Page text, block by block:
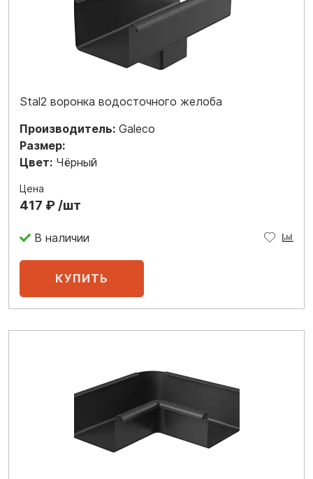
Stal2 воронка водосточного желоба
Производитель: Galeco
Размер:
Цвет: Чёрный
Цена
417 ₽ /шт
В наличии